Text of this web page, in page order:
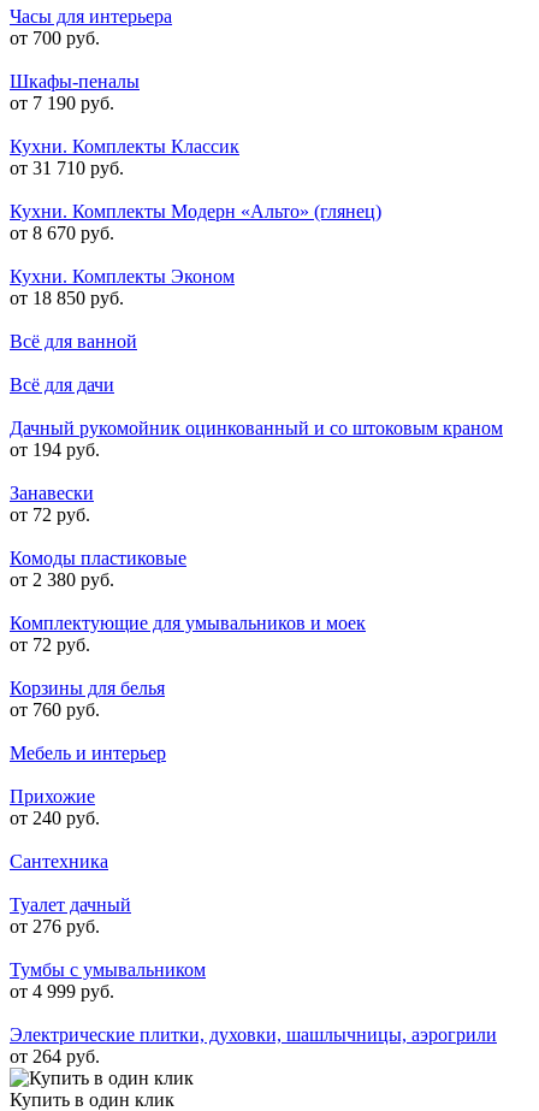
Часы для интерьера
от 700 руб.
Шкафы-пеналы
от 7 190 руб.
Кухни. Комплекты Классик
от 31 710 руб.
Кухни. Комплекты Модерн «Альто» (глянец)
от 8 670 руб.
Кухни. Комплекты Эконом
от 18 850 руб.
Всё для ванной
Всё для дачи
Дачный рукомойник оцинкованный и со штоковым краном
от 194 руб.
Занавески
от 72 руб.
Комоды пластиковые
от 2 380 руб.
Комплектующие для умывальников и моек
от 72 руб.
Корзины для белья
от 760 руб.
Мебель и интерьер
Прихожие
от 240 руб.
Сантехника
Туалет дачный
от 276 руб.
Тумбы с умывальником
от 4 999 руб.
Электрические плитки, духовки, шашлычницы, аэрогрили
от 264 руб.
Купить в один клик